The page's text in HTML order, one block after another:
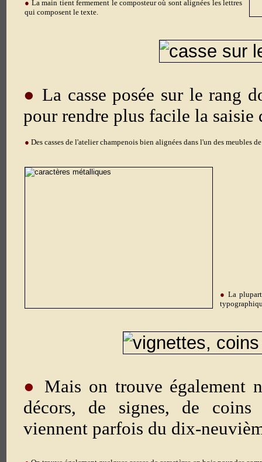
● La main tient fermement le composteur où sont alignées les lettres
qui composent le texte.
● La casse posée sur le rang
pour rendre plus facile la saisie
● Des casses de l'atelier champenois bien alignées dans l'un des meubles
● La
● Mais on trouve également
décors, de signes, de
viennent parfois du dix-